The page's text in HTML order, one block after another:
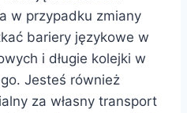
w przypadku zmiany
bariery językowe w
i długie kolejki w
Jesteś również
za własny transport